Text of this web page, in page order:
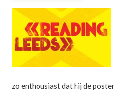
zo enthousiast dat hij de